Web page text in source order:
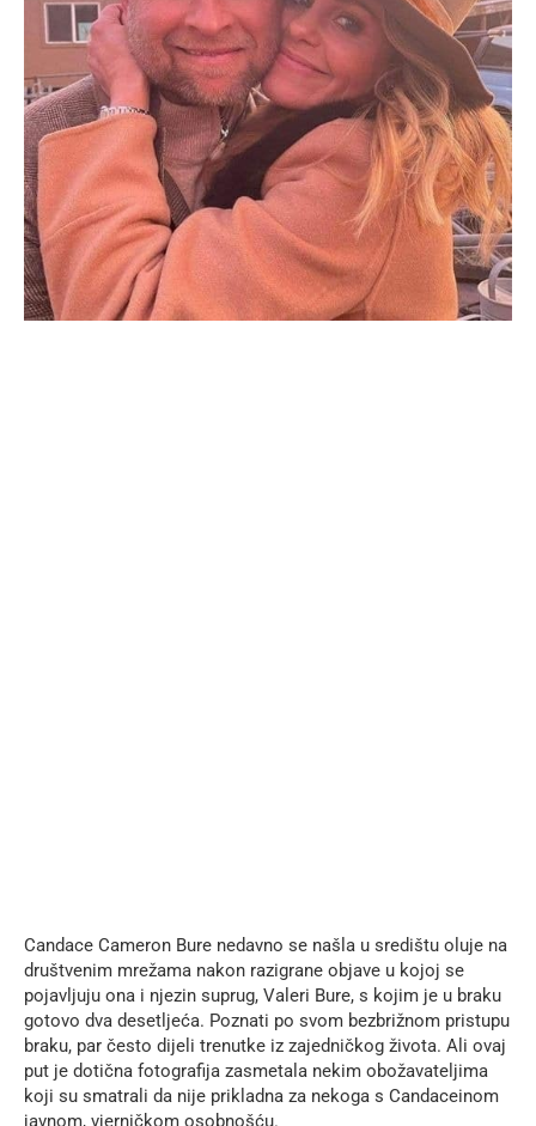
Candace Cameron Bure nedavno se našla u središtu oluje na
društvenim mrežama nakon razigrane objave u kojoj se
pojavljuju ona i njezin suprug, Valeri Bure, s kojim je u braku
gotovo dva desetljeća. Poznati po svom bezbrižnom pristupu
braku, par često dijeli trenutke iz zajedničkog života. Ali ovaj
put je dotična fotografija zasmetala nekim obožavateljima
koji su smatrali da nije prikladna za nekoga s Candaceinom
javnom, vjerničkom osobnošću.